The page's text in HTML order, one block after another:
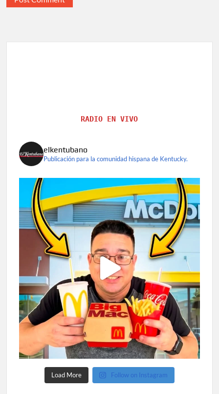
RADIO EN VIVO
elkentubano
Publicación para la comunidad hispana de Kentucky.
Load More Follow on Instagram